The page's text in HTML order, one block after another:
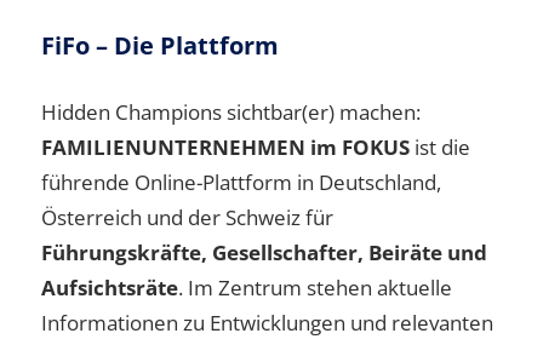
FiFo – Die Plattform
Hidden Champions sichtbar(er) machen:
FAMILIENUNTERNEHMEN im FOKUS ist die
führende Online-Plattform in Deutschland,
Österreich und der Schweiz für
Führungskräfte, Gesellschafter, Beiräte und
Aufsichtsräte. Im Zentrum stehen aktuelle
Informationen zu Entwicklungen und relevanten